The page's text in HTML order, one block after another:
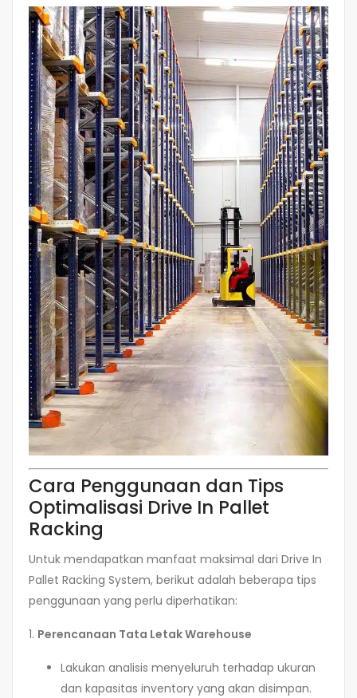
Cara Penggunaan dan Tips
Optimalisasi Drive In Pallet
Racking
Untuk mendapatkan manfaat maksimal dari Drive In
Pallet Racking System, berikut adalah beberapa tips
penggunaan yang perlu diperhatikan:
1. Perencanaan Tata Letak Warehouse
Lakukan analisis menyeluruh terhadap ukuran
dan kapasitas inventory yang akan disimpan.